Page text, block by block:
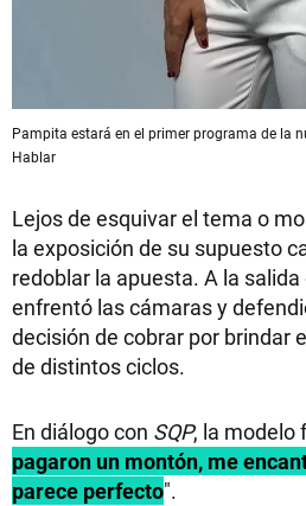
Pampita estará en el primer programa de la
Hablar
Lejos de esquivar el tema o
la exposición de su supuesto
redoblar la apuesta. A la
enfrentó las cámaras y
decisión de cobrar por brindar
de distintos ciclos.
En diálogo con SQP, la modelo
pagaron un montón, me
parece perfecto".